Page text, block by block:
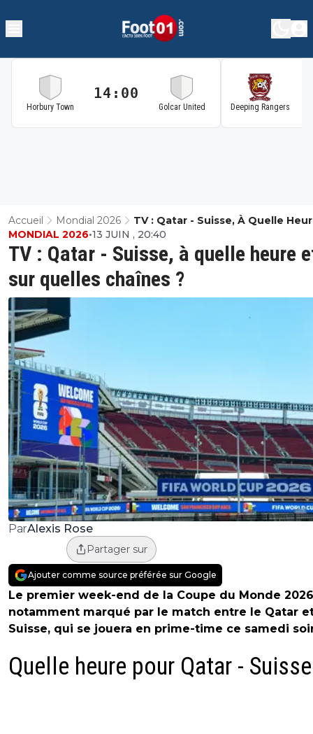
Horbury Town
14:00
Golcar United Deeping Rangers
Accueil Mondial 2026
TV : Qatar - Suisse, À Quelle
Sur Quelles Chaînes ?
TV : Qatar - Suisse, à quelle heure
sur quelles chaînes ?
MONDIAL 2026•13 JUIN , 20:40
ParAlexis Rose
Partager sur
Ajouter comme source préférée sur Google
Le premier week-end de la Coupe du Monde
notamment marqué par le match entre le Qatar
Suisse, qui se jouera en prime-time ce samedi
Quelle heure pour Qatar -